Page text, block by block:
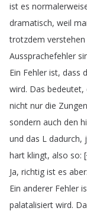
ist es
dramatisch, weil
trotzdem verstehen
Aussprachefehler
Ein Fehler ist, dass
wird. Das bedeutet,
nicht nur die
sondern auch den
und das L dadurch,
hart klingt, also so: [
Ja, richtig ist es aber
Ein anderer Fehler
palatalisiert wird.